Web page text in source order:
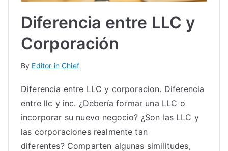
Diferencia entre LLC y
Corporación
By Editor in Chief
Diferencia entre LLC y corporacion. Diferencia
entre llc y inc. ¿Debería formar una LLC o
incorporar su nuevo negocio? ¿Son las LLC y
las corporaciones realmente tan
diferentes? Comparten algunas similitudes,